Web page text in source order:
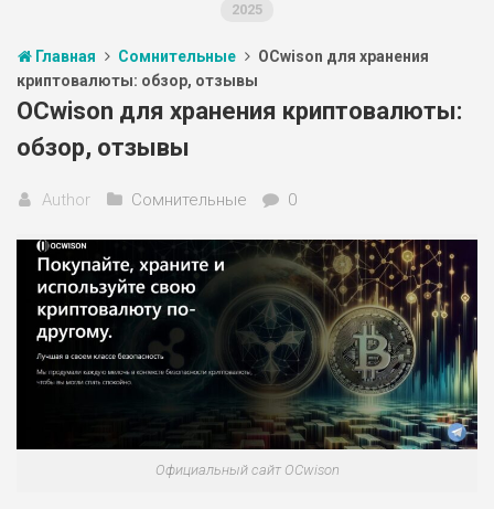
Статьи
Партнеры
2025
Главная Сомнительные
OCwison для хранения
криптовалюты: обзор, отзывы
OCwison для хранения криптовалюты:
обзор, отзывы
Author Сомнительные 0
Официальный сайт OCwison